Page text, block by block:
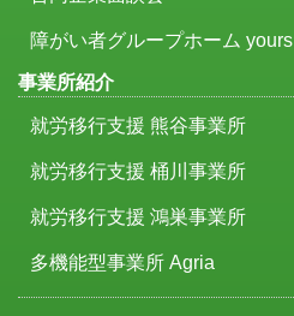
障がい者グループホーム yours
事業所紹介
就労移行支援 熊谷事業所
就労移行支援 桶川事業所
就労移行支援 鴻巣事業所
多機能型事業所 Agria